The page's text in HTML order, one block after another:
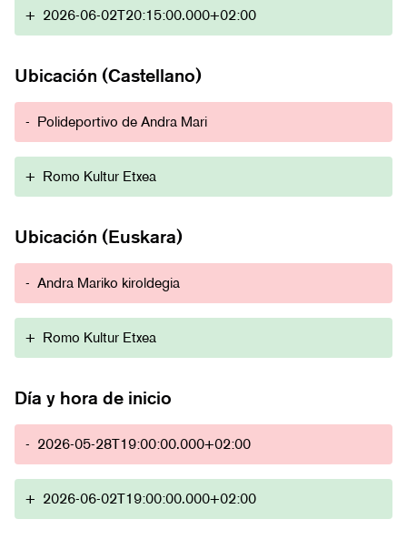
+ 2026-06-02T20:15:00.000+02:00
Ubicación (Castellano)
- Polideportivo de Andra Mari
+ Romo Kultur Etxea
Ubicación (Euskara)
- Andra Mariko kiroldegia
+ Romo Kultur Etxea
Día y hora de inicio
- 2026-05-28T19:00:00.000+02:00
+ 2026-06-02T19:00:00.000+02:00